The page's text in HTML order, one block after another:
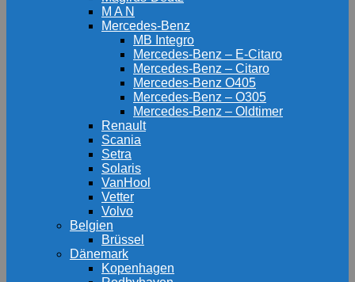
M A N
Mercedes-Benz
MB Integro
Mercedes-Benz – E-Citaro
Mercedes-Benz – Citaro
Mercedes-Benz O405
Mercedes-Benz – O305
Mercedes-Benz – Oldtimer
Renault
Scania
Setra
Solaris
VanHool
Vetter
Volvo
Belgien
Brüssel
Dänemark
Kopenhagen